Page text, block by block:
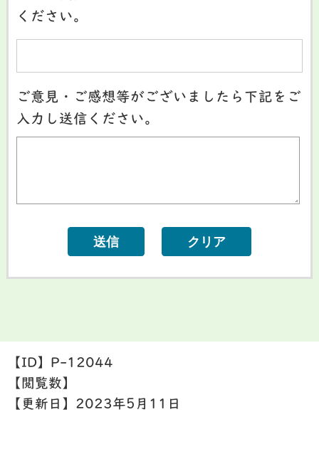
ください。
ご意見・ご感想等がございましたら下記をご
入力し送信ください。
【ID】 P-12044
【閲覧数】
【更新日】 2023年5月11日